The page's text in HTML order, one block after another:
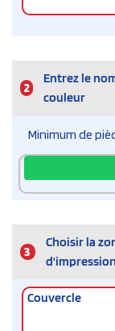
2
Entrez le
couleur
Minimum de
3
Choisir la
d'impression
Couvercle